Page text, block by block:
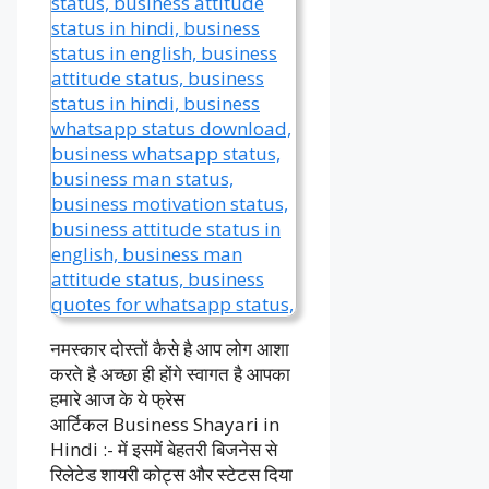
नमस्कार दोस्तों कैसे है आप लोग आशा
करते है अच्छा ही होंगे स्वागत है आपका
हमारे आज के ये फ्रेस
आर्टिकल Business Shayari in
Hindi :- में इसमें बेहतरी बिजनेस से
रिलेटेड शायरी कोट्स और स्टेटस दिया